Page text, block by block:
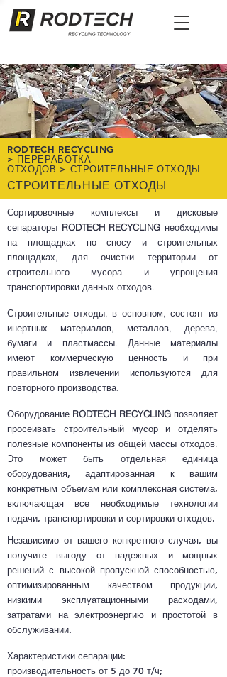
RODTECH RECYCLING
> ПЕРЕРАБОТКА
ОТХОДОВ > СТРОИТЕЛЬНЫЕ ОТХОДЫ
СТРОИТЕЛЬНЫЕ ОТХОДЫ
Сортировочные комплексы и дисковые
сепараторы RODTECH RECYCLING необходимы
на площадках по сносу и строительных
площадках, для очистки территории от
строительного мусора и упрощения
транспортировки данных отходов.
Строительные отходы, в основном, состоят из
инертных материалов, металлов , дерева,
бумаги и пластмассы. Данные материалы
имеют коммерческую ценность и при
правильном извлечении используются для
повторного производства.
Оборудование RODTECH RECYCLINGпозволяет
просеивать строительный мусор и отделять
полезные компоненты из общей массы отходов.
Это может быть отдельная единица
оборудования, адаптированная к вашим
конкретным объемам или комплексная система,
включающая все необходимые технологии
подачи, транспортировки и сортировки отходов.
Независимо от вашего конкретного случая, вы
получите выгоду от надежных и мощных
решений с высокой пропускной способностью,
оптимизированным качеством продукции,
низкими эксплуатационными расходами,
затратами на электроэнергию и простотой в
обслуживании.
Характеристики сепарации:
производительность от 5 до 70 т/ч;